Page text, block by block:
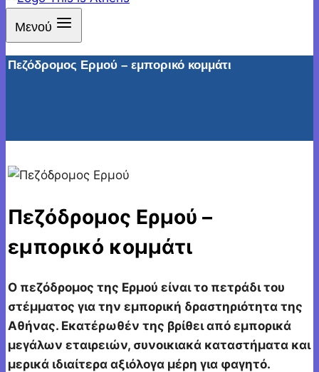
Μενού
Πεζόδρομος Ερμού – εμπορικό κομμάτι
Πεζόδρομος Ερμού –
εμπορικό κομμάτι
O πεζόδρομος της Ερμού είναι το πετράδι του
στέμματος για την εμπορική δραστηριότητα της
Αθήνας. Εκατέρωθέν της βρίθει από εμπορικά
μεγάλων εταιρειών, συνοικιακά καταστήματα και
μερικά ιδιαίτερα αξιόλογα μέρη για φαγητό.